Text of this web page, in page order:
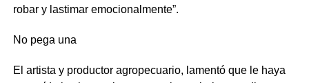
robar y lastimar emocionalmente”.
No pega una
El artista y productor agropecuario, lamentó que le haya